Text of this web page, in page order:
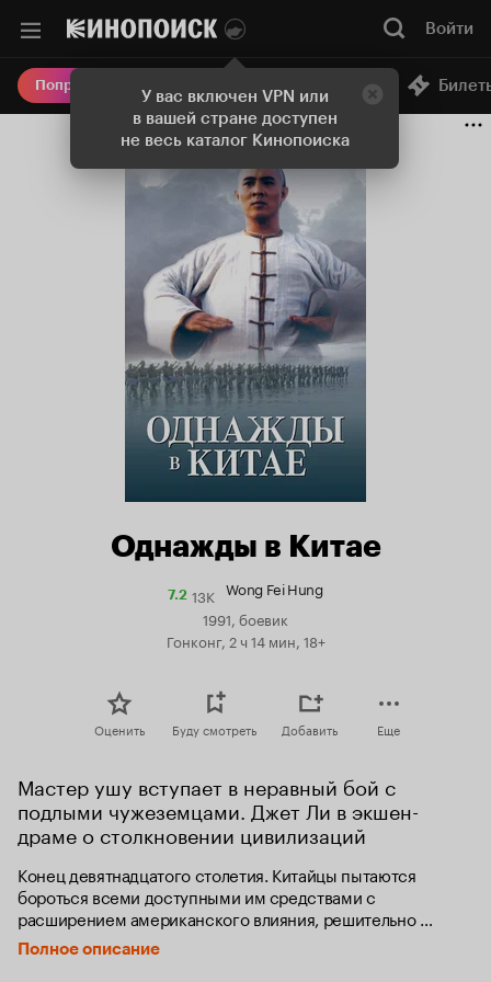
У вас включен VPN или
в вашей стране доступен
не весь каталог Кинопоиска
Войти
Попробовать Плюс Онлайн-кинотеатр
Однажды в Китае
7.2Рейтинг
Кинопоиска
13K Wong Fei Hung
1991, боевик
Гонконг, 2 ч 14 мин, 18+
Оценить Буду смотреть Добавить Еще
Мастер ушу вступает в неравный бой с
подлыми чужеземцами. Джет Ли в экшен-
драме о столкновении цивилизаций
Конец девятнадцатого столетия. Китайцы пытаются
бороться всеми доступными им средствами с
расширением американского влияния, решительно
восстают против наглого грабежа и похищения людей.
Полное описание